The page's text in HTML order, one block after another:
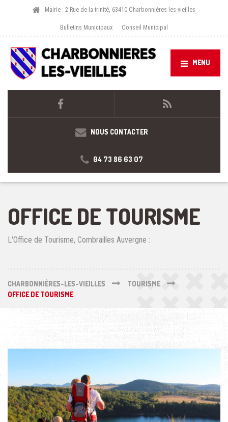
Mairie : 2 Rue de la trinité, 63410 Charbonnières-les-vieilles
Bulletins Municipaux Conseil Municipal
MENU
NOUS CONTACTER
04 73 86 63 07
OFFICE DE TOURISME
L'Office de Tourisme, Combrailles Auvergne :
CHARBONNIÈRES-LES-VIEILLES
TOURISME
OFFICE DE TOURISME